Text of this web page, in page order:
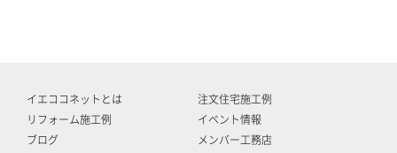
イエココネットとは
注文住宅施工例
リフォーム施工例
イベント情報
ブログ
メンバー工務店